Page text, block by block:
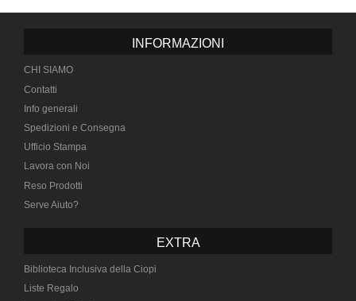
INFORMAZIONI
CHI SIAMO
Contatti
Info generali
Spedizioni e Consegna
Ufficio Stampa
Lavora con Noi
Reso Prodotti
Serve Aiuto?
EXTRA
Biblioteca Inclusiva della Ciopi
Liste Regalo